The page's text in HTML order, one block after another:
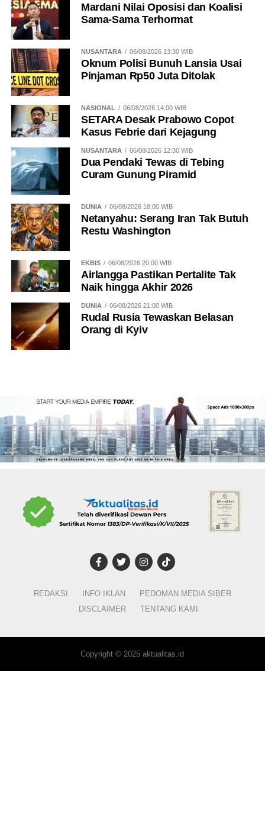
Mardani Nilai Oposisi dan Koalisi
Sama-Sama Terhormat
NUSANTARA 06/08/2026 13:30 WIB
Oknum Polisi Bunuh Lansia Usai
Pinjaman Rp50 Juta Ditolak
NASIONAL 06/08/2026 14:00 WIB
SETARA Desak Prabowo Copot
Kasus Febrie dari Kejagung
NUSANTARA 06/08/2026 12:30 WIB
Dua Pendaki Tewas di Tebing
Curam Gunung Piramid
DUNIA 06/08/2026 18:00 WIB
Netanyahu: Serang Iran Tak Butuh
Restu Washington
EKBIS 06/08/2026 20:00 WIB
Airlangga Pastikan Pertalite Tak
Naik hingga Akhir 2026
DUNIA 06/08/2026 21:00 WIB
Rudal Rusia Tewaskan Belasan
Orang di Kyiv
REDAKSI INFO IKLAN
PEDOMAN MEDIA SIBER
DISCLAIMER
TENTANG KAMI
Copyright © 2025 aktualitas.id